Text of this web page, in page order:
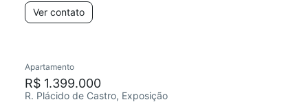
Ver contato
Apartamento
R$ 1.399.000
R. Plácido de Castro, Exposição